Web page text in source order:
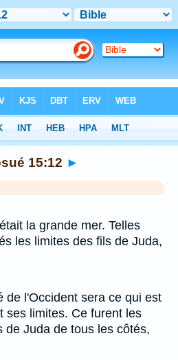
15:12 ►
la grande mer. Telles
les limites des fils de Juda,
de l'Occident sera ce qui est
ses limites. Ce furent les
de Juda de tous les côtés,